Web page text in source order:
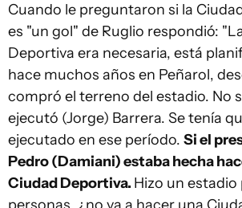
Cuando le preguntaron si la
es "un gol" de Ruglio respondió:
Deportiva era necesaria, está
hace muchos años en Peñarol,
compró el terreno del estadio. No
ejecutó (Jorge) Barrera. Se tenía
ejecutado en ese período. Si el
Pedro (Damiani) estaba hecha
Ciudad Deportiva. Hizo un estadio